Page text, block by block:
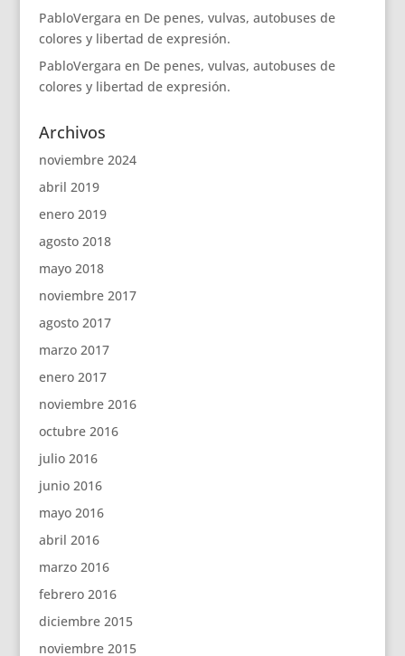
PabloVergara en De penes, vulvas, autobuses de
colores y libertad de expresión.
PabloVergara en De penes, vulvas, autobuses de
colores y libertad de expresión.
Archivos
noviembre 2024
abril 2019
enero 2019
agosto 2018
mayo 2018
noviembre 2017
agosto 2017
marzo 2017
enero 2017
noviembre 2016
octubre 2016
julio 2016
junio 2016
mayo 2016
abril 2016
marzo 2016
febrero 2016
diciembre 2015
noviembre 2015